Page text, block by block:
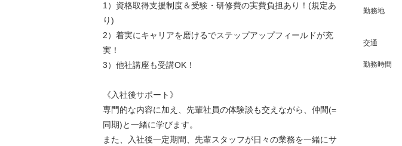
1）資格取得支援制度＆受験・研修費の実費負担あり！(規定あ
り)
2）着実にキャリアを磨けるでステップアップフィールドが充
実！
3）他社講座も受講OK！
《入社後サポート》
専門的な内容に加え、先輩社員の体験談も交えながら、仲間(=
同期)と一緒に学びます。
また、入社後一定期間、先輩スタッフが日々の業務を一緒にサ
勤務地
交通
勤務時間